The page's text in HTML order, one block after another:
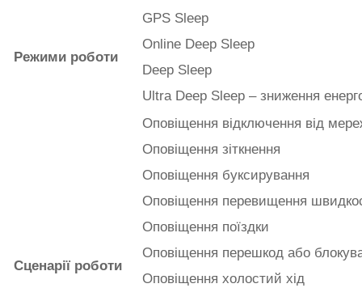
Режими роботи
GPS Sleep
Online Deep Sleep
Deep Sleep
Ultra Deep Sleep – зниження
Сценарії роботи
Оповіщення відключення від
Оповіщення зіткнення
Оповіщення буксирування
Оповіщення перевищення
Оповіщення поїздки
Оповіщення перешкод або
Оповіщення холостий хід